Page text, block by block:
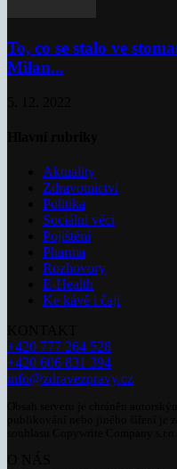
To, co se stalo ve
Milan...
Aktuality
Zdravotnictví
Politika
Sociální věci
Pojištění
Pharma
Rozhovory
E-Health
Ke kávě i čaji
+420 777 264 528
+420 606 831 394
info@zdravezpravy.cz